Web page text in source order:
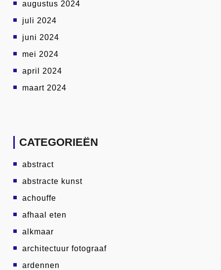
augustus 2024
juli 2024
juni 2024
mei 2024
april 2024
maart 2024
CATEGORIEËN
abstract
abstracte kunst
achouffe
afhaal eten
alkmaar
architectuur fotograaf
ardennen